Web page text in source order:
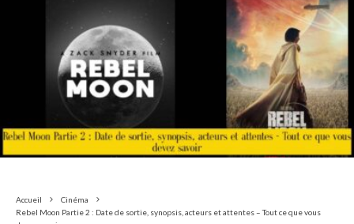
Accueil
Cinéma
Rebel Moon Partie 2 : Date de sortie, synopsis, acteurs et attentes – Tout ce que vous